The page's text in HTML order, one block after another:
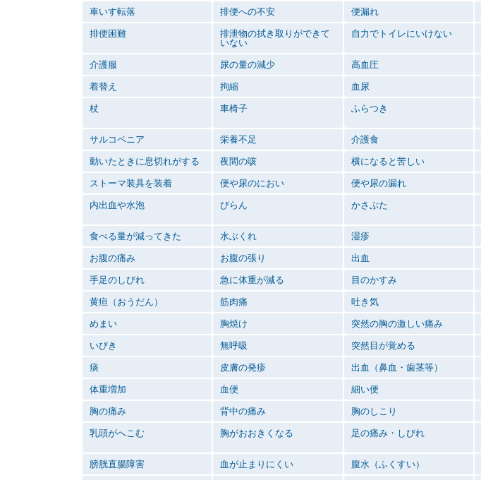
車いす転落 排便への不安 便漏れ
排便困難
排泄物の拭き取りができて
いない
自力でトイレにいけない
介護服 尿の量の減少 高血圧
着替え 拘縮 血尿
杖 車椅子 ふらつき
サルコペニア 栄養不足 介護食
動いたときに息切れがする 夜間の咳 横になると苦しい
ストーマ装具を装着 便や尿のにおい 便や尿の漏れ
内出血や水泡 びらん かさぶた
食べる量が減ってきた 水ぶくれ 湿疹
お腹の痛み お腹の張り 出血
手足のしびれ 急に体重が減る 目のかすみ
黄疸（おうだん） 筋肉痛 吐き気
めまい 胸焼け 突然の胸の激しい痛み
いびき 無呼吸 突然目が覚める
痰 皮膚の発疹 出血（鼻血・歯茎等）
体重増加 血便 細い便
胸の痛み 背中の痛み 胸のしこり
乳頭がへこむ 胸がおおきくなる 足の痛み・しびれ
膀胱直腸障害 血が止まりにくい 腹水（ふくすい）